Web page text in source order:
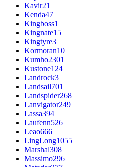
Kavir21
Kenda47
Kingboss1
Kingnate15
Kingtyre3
Kormoran10
Kumho2301
Kustone124
Landrock3
Landsail701
Landspider268
Lanvigator249
Lassa394
Laufenn526
Leao666
LingLong1055
Marshal308
Massimo296